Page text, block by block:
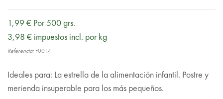
1,99 € Por 500 grs.
3,98 € impuestos incl. por kg
Referencia: F0017
Ideales para: La estrella de la alimentación infantil. Postre y
merienda insuperable para los más pequeños.